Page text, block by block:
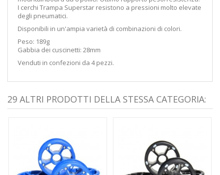
I cerchi Trampa Superstar resistono a pressioni molto elevate
degli pneumatici.
Disponibili in un'ampia varietà di combinazioni di colori.
Peso: 189g
Gabbia dei cuscinetti: 28mm
Venduti in confezioni da 4 pezzi.
29 ALTRI PRODOTTI DELLA STESSA CATEGORIA: